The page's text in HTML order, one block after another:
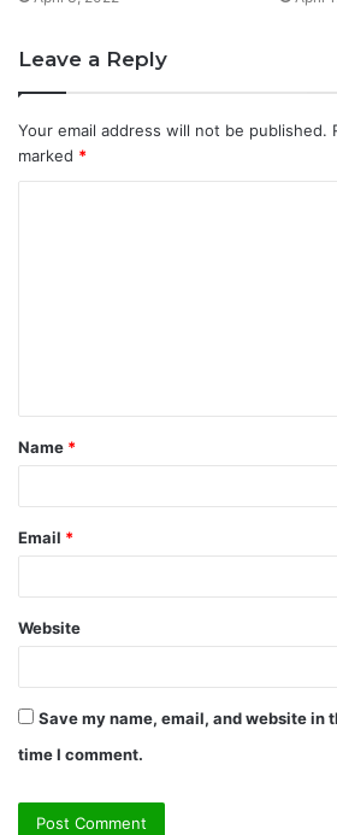
Leave a Reply
Your email address will not be published.
marked *
t
*
Name *
Email *
Website
Save my name, email, and website in
time I comment.